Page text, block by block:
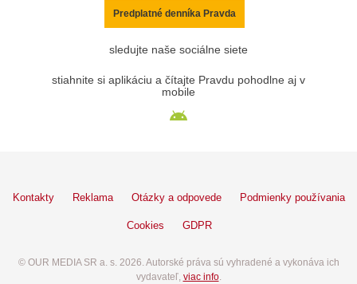
Predplatné denníka Pravda
sledujte naše sociálne siete
stiahnite si aplikáciu a čítajte Pravdu pohodlne aj v
mobile
Kontakty Reklama Otázky a odpovede Podmienky používania
Cookies GDPR
© OUR MEDIA SR a. s. 2026. Autorské práva sú vyhradené a vykonáva ich
vydavateľ, viac info.